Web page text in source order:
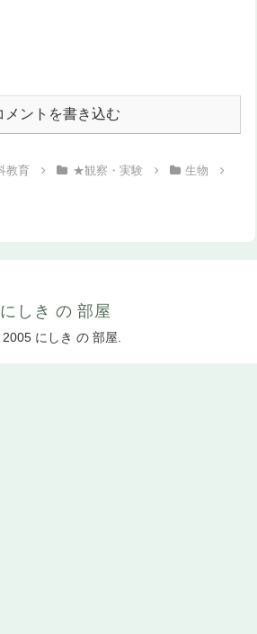
メントを書き込む
教育 ★観察・実験
生物
にしき の 部屋
にしき の 部屋.